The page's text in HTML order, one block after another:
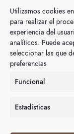
Utilizamos cookies
para realizar el
experiencia del
analíticos. Puede
seleccionar las que
preferencias
Funcional
Estadísticas
Descripción
Talla única del 40 al
Productos